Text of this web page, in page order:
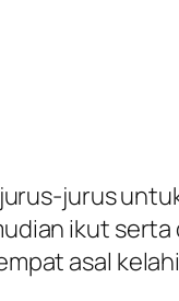
jurus
ikut serta
asal